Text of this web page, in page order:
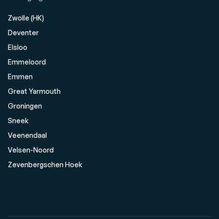
Zwolle (HK)
Deventer
Elsloo
Emmeloord
Emmen
Great Yarmouth
Groningen
Sneek
Veenendaal
Velsen-Noord
Zevenbergschen Hoek